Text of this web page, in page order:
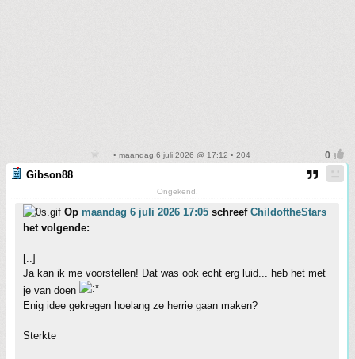
• maandag 6 juli 2026 @ 17:12 • 204
Gibson88
Ongekend.
Op maandag 6 juli 2026 17:05 schreef ChildoftheStars
het volgende:
[..]
Ja kan ik me voorstellen! Dat was ook echt erg luid... heb het met
je van doen
Enig idee gekregen hoelang ze herrie gaan maken?
Sterkte